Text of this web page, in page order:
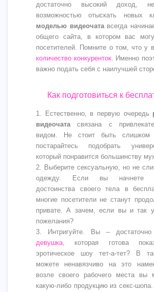
достаточно высокий доход, не
возможностью отыскать новых
моделью видеочатавсегда
общего сайта, в котором вас
посетителей. Помните о том, что у
количество конкуренток. Именно
важно подать себя с наилучшей
Как подготовиться к
1. Естественно, в первую очередь
видеочатасвязана с
видом. Не стоит быть слишком
постарайтесь подобрать
который понравится большинству
2. Выберите сексуальную, но не
одежду. Если вы начнете
достоинства своего тела в
многие посетители не станут
привате. А зачем, если вы и так
пожелания?
3. Интригуйте. Вы – достаточно
девушка, которая готова
эротическое шоу тет-а-тет? В
можете ненавязчиво на это
возле своего рабочего места вы
какую-либо продукцию из секс-